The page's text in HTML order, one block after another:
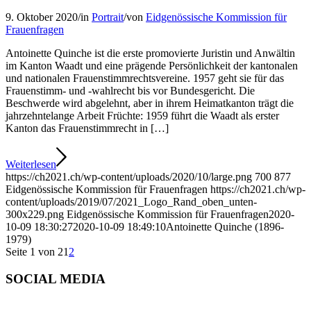
9. Oktober 2020/in Portrait/von Eidgenössische Kommission für
Frauenfragen
Antoinette Quinche ist die erste promovierte Juristin und Anwältin
im Kanton Waadt und eine prägende Persönlichkeit der kantonalen
und nationalen Frauenstimmrechtsvereine. 1957 geht sie für das
Frauenstimm- und -wahlrecht bis vor Bundesgericht. Die
Beschwerde wird abgelehnt, aber in ihrem Heimatkanton trägt die
jahrzehntelange Arbeit Früchte: 1959 führt die Waadt als erster
Kanton das Frauenstimmrecht in […]
Weiterlesen
https://ch2021.ch/wp-content/uploads/2020/10/large.png 700 877
Eidgenössische Kommission für Frauenfragen https://ch2021.ch/wp-
content/uploads/2019/07/2021_Logo_Rand_oben_unten-
300x229.png Eidgenössische Kommission für Frauenfragen2020-
10-09 18:30:272020-10-09 18:49:10Antoinette Quinche (1896-
1979)
Seite 1 von 21 2
SOCIAL MEDIA